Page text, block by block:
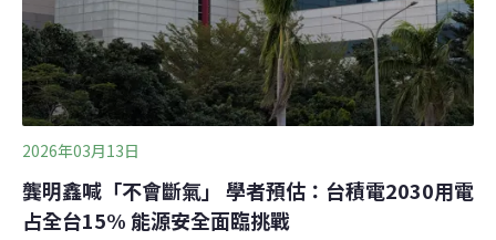
廠已開始量產，以及台積電後續提出的P3、P4、P5擴廠
範圍，目前廠房興建中。國科會則針對既有開
2026年03月13日
龔明鑫喊「不會斷氣」 學者預估：台積電2030用電
占全台15% 能源安全面臨挑戰